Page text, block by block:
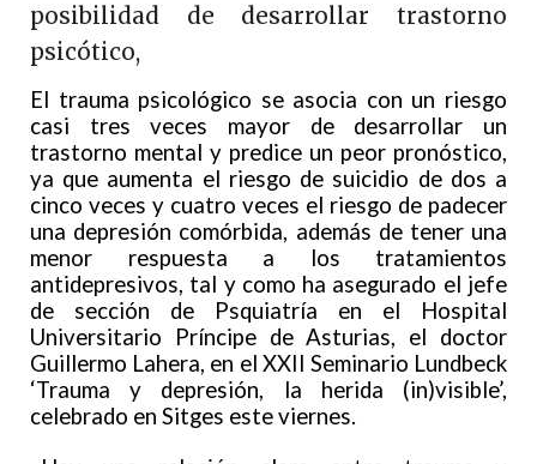
posibilidad de desarrollar trastorno
psicótico,
El trauma psicológico se asocia con un riesgo
casi tres veces mayor de desarrollar un
trastorno mental y predice un peor pronóstico,
ya que aumenta el riesgo de suicidio de dos a
cinco veces y cuatro veces el riesgo de padecer
una depresión comórbida, además de tener una
menor respuesta a los tratamientos
antidepresivos, tal y como ha asegurado el jefe
de sección de Psquiatría en el Hospital
Universitario Príncipe de Asturias, el doctor
Guillermo Lahera, en el XXII Seminario Lundbeck
‘Trauma y depresión, la herida (in)visible’,
celebrado en Sitges este viernes.